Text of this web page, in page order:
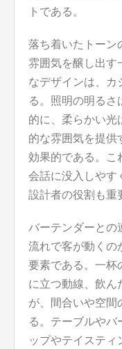
トである。
落ち着いたトーン
雰囲気を醸し出す
なデザインは、カ
る。照明の明るさ
的に、柔らかい光
的な雰囲気を提供
効果的である。こ
会話に没入しやす
設計者の役割も重
バーテンダーとの
流れで客が動くの
要素である。一杯
に立つ動線、飲ん
が、間合いや空間
る。テーブルやバ
ップやテイスティ